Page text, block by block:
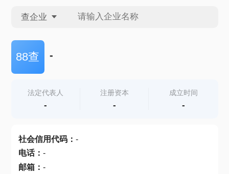
查企业
查企业
查产地
88查 -
法定代表人
-
注册资本
-
成立时间
-
社会信用代码： -
电话： -
邮箱： -